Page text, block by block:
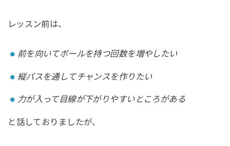
レッスン前は、
前を向いてボールを持つ回数を増やしたい
縦パスを通してチャンスを作りたい
力が入って目線が下がりやすいところがある
⁡と話しておりましたが、